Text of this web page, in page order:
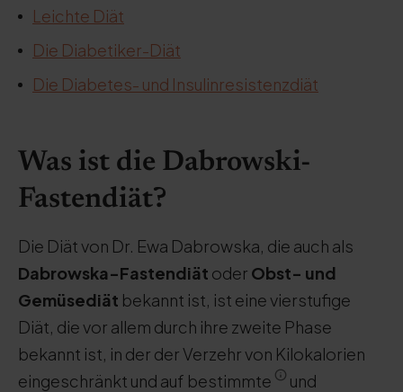
Leichte Diät
Die Diabetiker-Diät
Die Diabetes- und Insulinresistenzdiät
Was ist die Dabrowski-
Fastendiät?
Die Diät von Dr. Ewa Dabrowska, die auch als
Dabrowska-Fastendiät oder Obst- und
Gemüsediät bekannt ist, ist eine vierstufige
Diät, die vor allem durch ihre zweite Phase
bekannt ist, in der der Verzehr von Kilokalorien
eingeschränkt und auf bestimmte
und